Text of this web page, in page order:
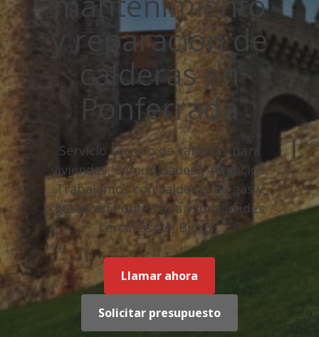
y reparación de
calderas en
Ponferrada
Servicio técnico de calderas para
viviendas, comunidades y negocios.
Trabajamos con calderas de gas y
gasoil en Ponferrada y localidades
cercanas del Bierzo.
Llamar ahora
Solicitar presupuesto